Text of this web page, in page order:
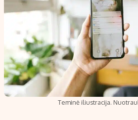
Teminė iliustracija.